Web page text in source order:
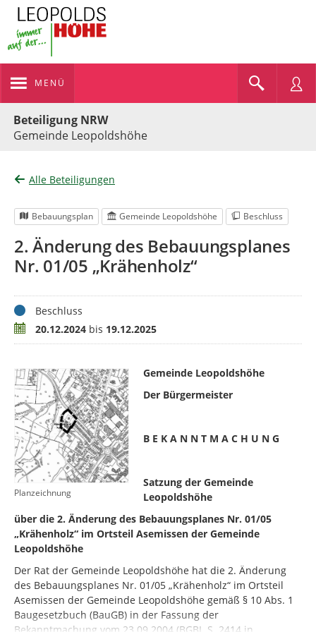
MENÜ
Beteiligung NRW
Gemeinde Leopoldshöhe
Alle Beteiligungen
Bebauungsplan Gemeinde Leopoldshöhe Beschluss
2. Änderung des Bebauungsplanes
Nr. 01/05 „Krähenholz“
StatusBeschluss
Zeitraum20.12.2024 bis 19.12.2025
Planzeichnung
Gemeinde Leopoldshöhe
Der Bürgermeister
B E K A N N T M A C H U N G
Satzung der Gemeinde
Leopoldshöhe
über die 2. Änderung des Bebauungsplanes Nr. 01/05
„Krähenholz“ im Ortsteil Asemissen der Gemeinde
Leopoldshöhe
Der Rat der Gemeinde Leopoldshöhe hat die 2. Änderung
des Bebauungsplanes Nr. 01/05 „Krähenholz“ im Ortsteil
Asemissen der Gemeinde Leopoldshöhe gemäß § 10 Abs. 1
Baugesetzbuch (BauGB) in der Fassung der